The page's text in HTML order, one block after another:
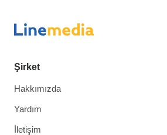
Şirket
Hakkımızda
Yardım
İletişim